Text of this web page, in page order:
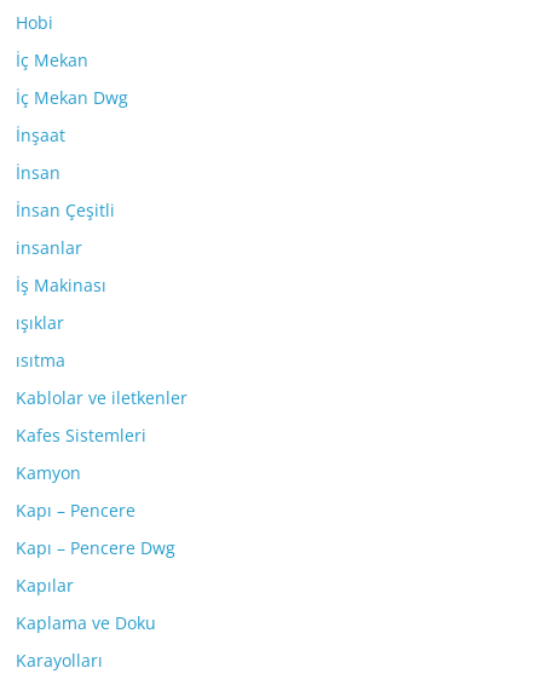
Hobi
İç Mekan
İç Mekan Dwg
İnşaat
İnsan
İnsan Çeşitli
insanlar
İş Makinası
ışıklar
ısıtma
Kablolar ve iletkenler
Kafes Sistemleri
Kamyon
Kapı – Pencere
Kapı – Pencere Dwg
Kapılar
Kaplama ve Doku
Karayolları